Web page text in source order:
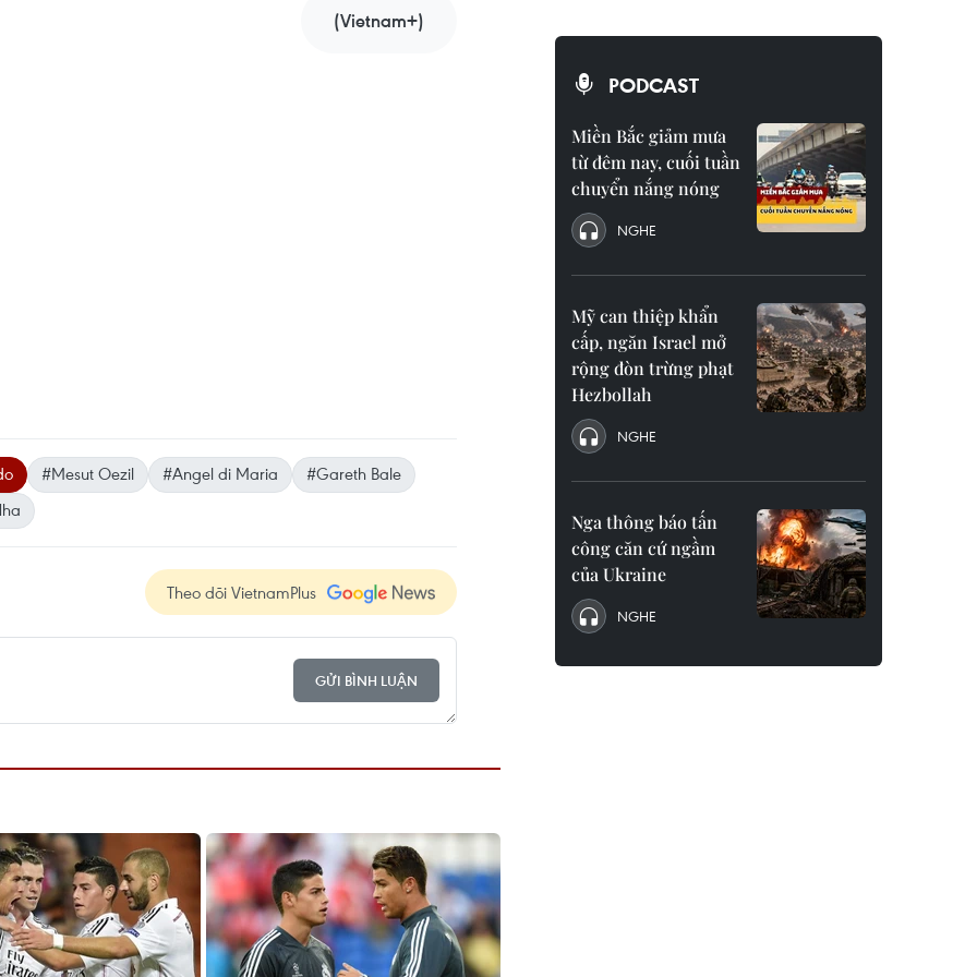
(Vietnam+)
#Mesut Oezil #Angel di Maria
#Gareth Bale
Theo dõi VietnamPlus
GỬI BÌNH LUẬN
PODCAST
Miền Bắc giảm mưa
từ đêm nay, cuối tuần
chuyển nắng nóng
NGHE
Mỹ can thiệp khẩn
cấp, ngăn Israel mở
rộng đòn trừng phạt
Hezbollah
NGHE
Nga thông báo tấn
công căn cứ ngầm
của Ukraine
NGHE